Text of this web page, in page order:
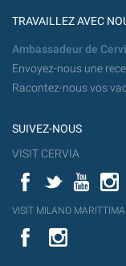
TRAVAILLEZ AVEC
Ambassadeur de
Envoyez-nous une
Racontez-nous vos
SUIVEZ-NOUS
VISIT CERVIA
FacebookTwitter
YouT
VISIT MILANO MARITTIMA
Flick
VISIT
MILANO
YouTube